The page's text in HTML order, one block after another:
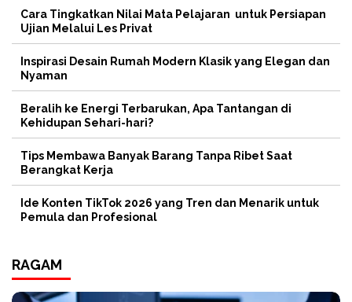
Cara Tingkatkan Nilai Mata Pelajaran untuk Persiapan
Ujian Melalui Les Privat
Inspirasi Desain Rumah Modern Klasik yang Elegan dan
Nyaman
Beralih ke Energi Terbarukan, Apa Tantangan di
Kehidupan Sehari-hari?
Tips Membawa Banyak Barang Tanpa Ribet Saat
Berangkat Kerja
Ide Konten TikTok 2026 yang Tren dan Menarik untuk
Pemula dan Profesional
RAGAM